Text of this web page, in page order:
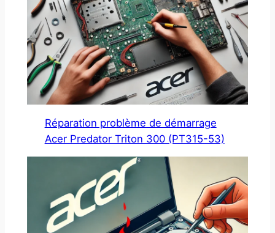
Réparation problème de démarrage
Acer Predator Triton 300 (PT315-53)